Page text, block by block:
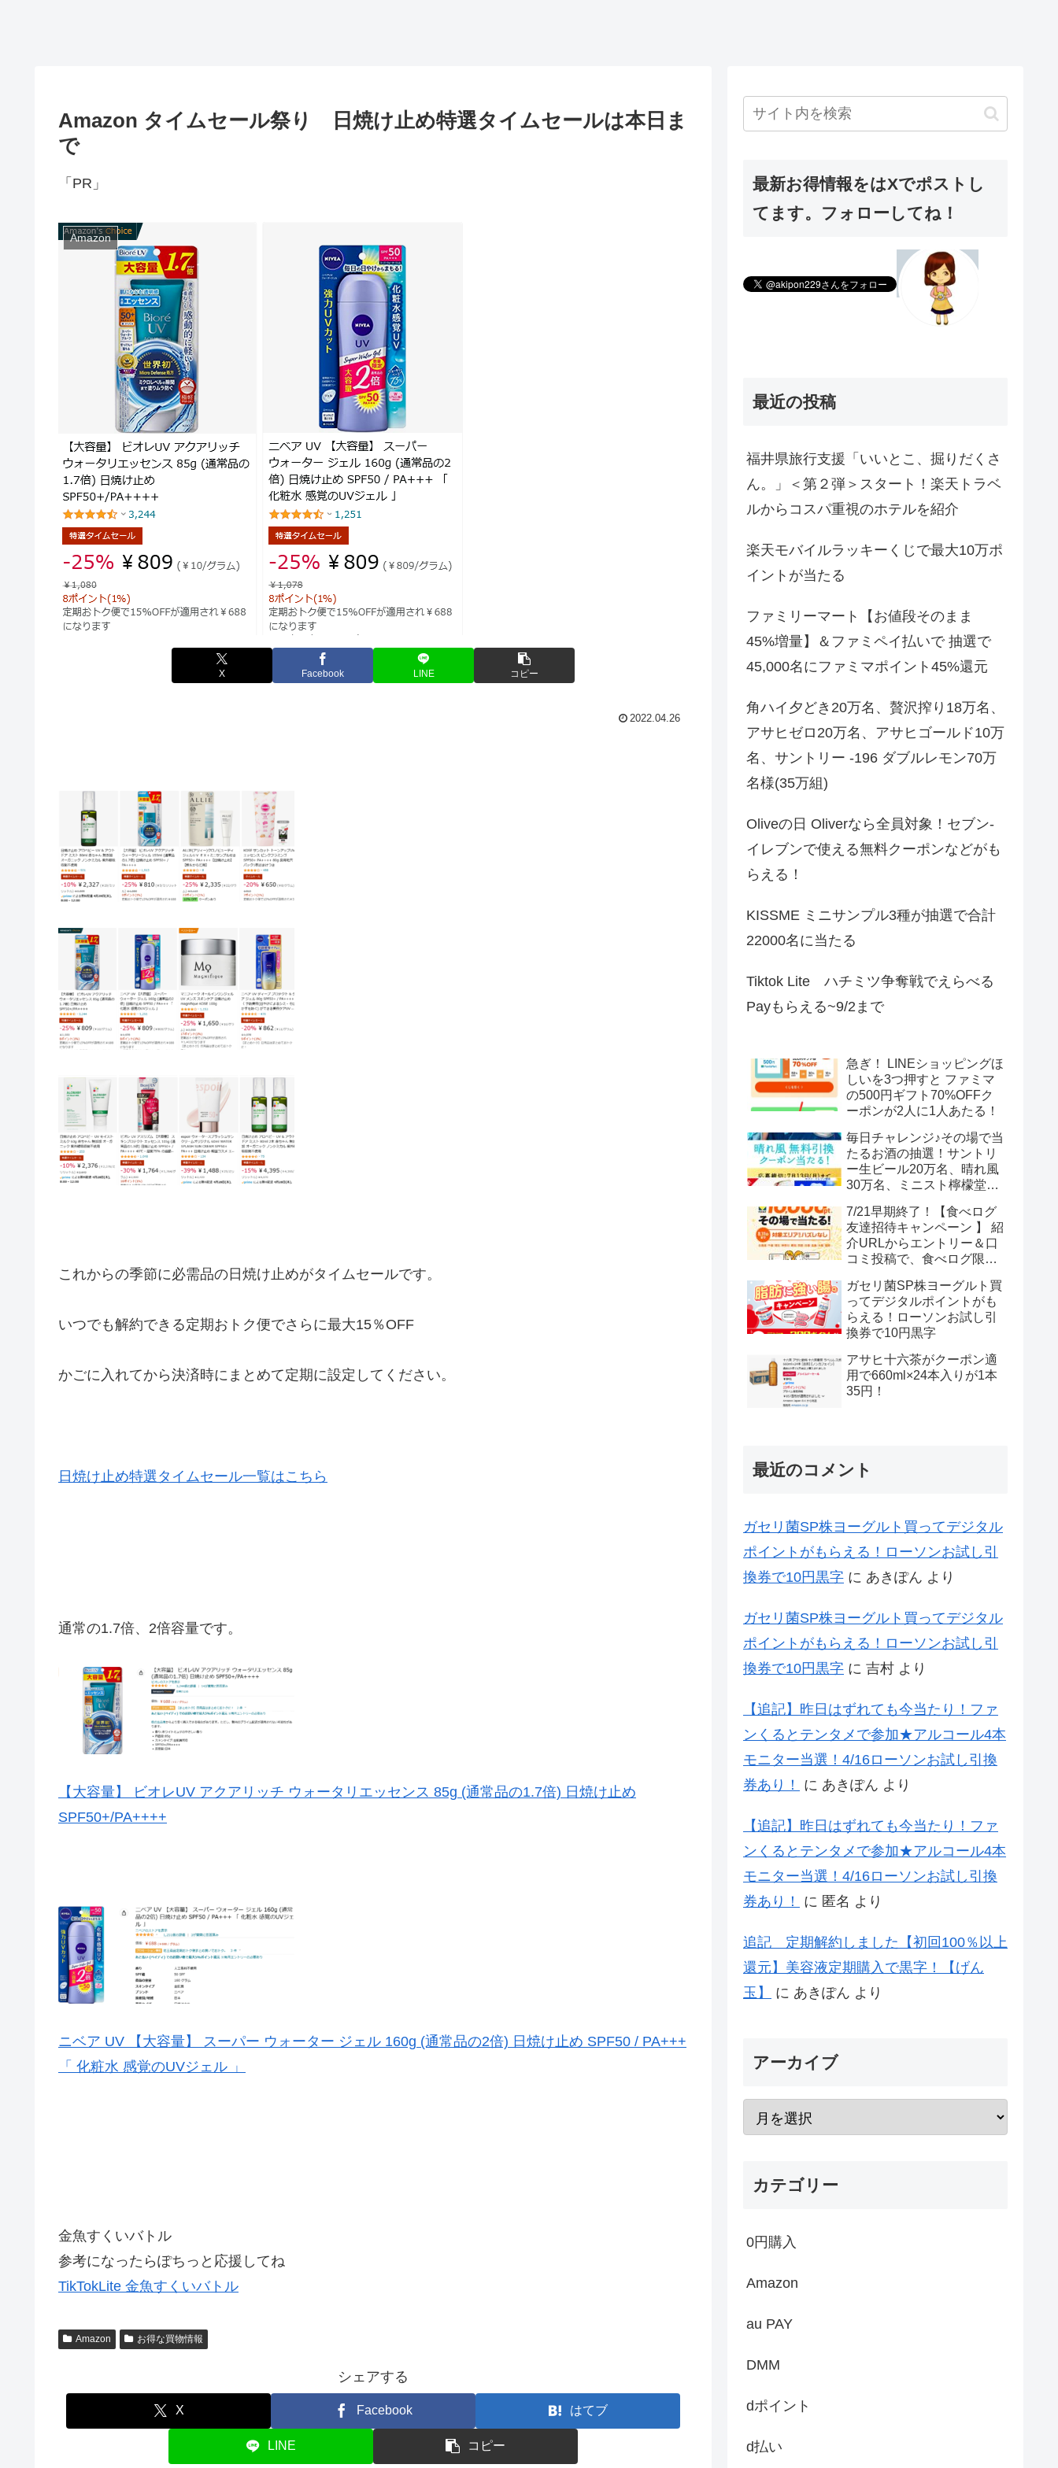
Amazon タイムセール祭り 日焼け止め特選タイムセールは本日ま
で
「PR」
Amazon
X Facebook LINE コピー
2022.04.26
これからの季節に必需品の日焼け止めがタイムセールです。
いつでも解約できる定期おトク便でさらに最大15％OFF
かごに入れてから決済時にまとめて定期に設定してください。
日焼け止め特選タイムセール一覧はこちら
通常の1.7倍、2倍容量です。
【大容量】 ビオレUV アクアリッチ ウォータリエッセンス 85g (通常品の1.7倍) 日焼け止め
SPF50+/PA++++
ニベア UV 【大容量】 スーパー ウォーター ジェル 160g (通常品の2倍) 日焼け止め SPF50 / PA+++
「 化粧水 感覚のUVジェル 」
金魚すくいバトル
参考になったらぽちっと応援してね
TikTokLite 金魚すくいバトル
Amazon お得な買物情報
シェアする
X Facebook はてブ
LINE コピー
最新お得情報をはXでポストし
てます。フォローしてね！
最近の投稿
福井県旅行支援「いいとこ、掘りだくさ
ん。」＜第２弾＞スタート！楽天トラベ
ルからコスパ重視のホテルを紹介
楽天モバイルラッキーくじで最大10万ポ
イントが当たる
ファミリーマート【お値段そのまま
45%増量】＆ファミペイ払いで 抽選で
45,000名にファミマポイント45%還元
角ハイ夕どき20万名、贅沢搾り18万名、
アサヒゼロ20万名、アサヒゴールド10万
名、サントリー -196 ダブルレモン70万
名様(35万組)
Oliveの日 Oliverなら全員対象！セブン‐
イレブンで使える無料クーポンなどがも
らえる！
KISSME ミニサンプル3種が抽選で合計
22000名に当たる
Tiktok Lite ハチミツ争奪戦でえらべる
Payもらえる~9/2まで
急ぎ！ LINEショッピングほ
しいを3つ押すと ファミマ
の500円ギフト70%OFFク
ーポンが2人に1人あたる！
毎日チャレンジ♪その場で当
たるお酒の抽選！サントリ
ー生ビール20万名、晴れ風
30万名、ミニスト檸檬堂2
ボール12.3万名
7/21早期終了！【食べログ
友達招待キャンペーン 】 紹
介URLからエントリー＆口
コミ投稿で、食べログ限定
トがもらえる
ガセリ菌SP株ヨーグルト買
ってデジタルポイントがも
らえる！ローソンお試し引
換券で10円黒字
アサヒ十六茶がクーポン適
用で660ml×24本入りが1本
35円！
最近のコメント
ガセリ菌SP株ヨーグルト買ってデジタル
ポイントがもらえる！ローソンお試し引
換券で10円黒字 に あきぽん より
ガセリ菌SP株ヨーグルト買ってデジタル
ポイントがもらえる！ローソンお試し引
換券で10円黒字 に 吉村 より
【追記】昨日はずれても今当たり！ファ
ンくるとテンタメで参加★アルコール4本
モニター当選！4/16ローソンお試し引換
券あり！
に あきぽん より
【追記】昨日はずれても今当たり！ファ
ンくるとテンタメで参加★アルコール4本
モニター当選！4/16ローソンお試し引換
券あり！
に 匿名 より
追記 定期解約しました【初回100％以上
還元】美容液定期購入で黒字！【げん
玉】
に あきぽん より
アーカイブ
カテゴリー
0円購入
Amazon
au PAY
DMM
dポイント
d払い